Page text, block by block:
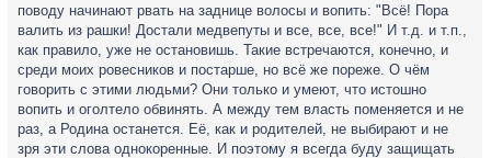
поводу начинают рвать на заднице волосы и вопить: "Всё! Пора
валить из рашки! Достали медвепуты и все, все, все!" И т.д. и т.п.,
как правило, уже не остановишь. Такие встречаются, конечно, и
среди моих ровесников и постарше, но всё же пореже. О чём
говорить с этими людьми? Они только и умеют, что истошно
вопить и оголтело обвинять. А между тем власть поменяется и не
раз, а Родина останется. Её, как и родителей, не выбирают и не
зря эти слова однокоренные. И поэтому я всегда буду защищать